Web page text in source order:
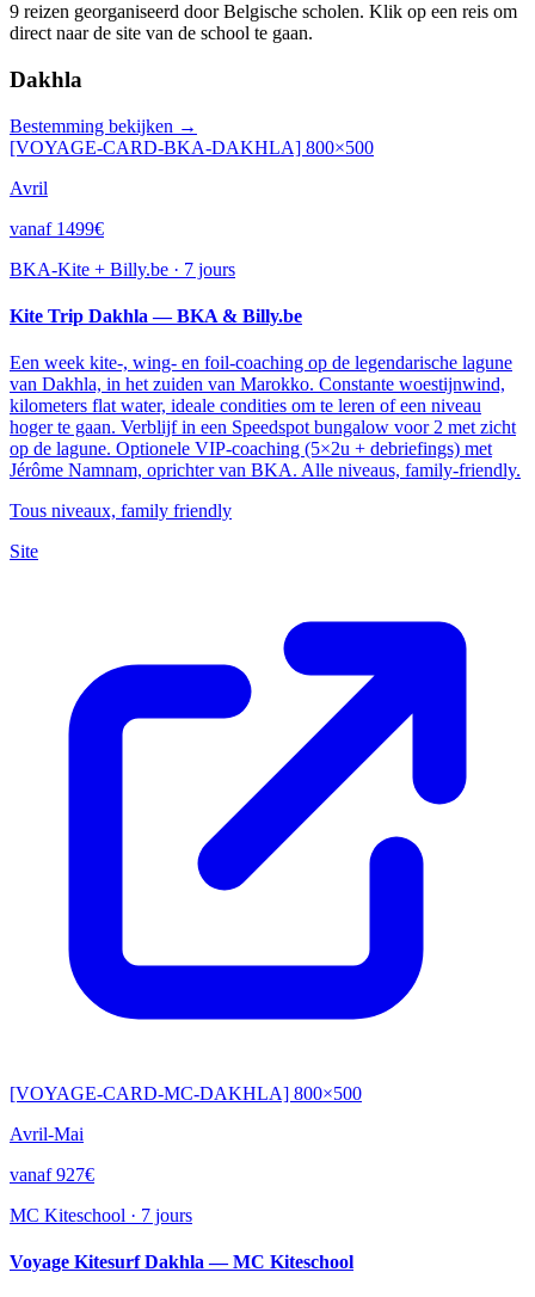
9 reizen georganiseerd door Belgische scholen. Klik op een reis om
direct naar de site van de school te gaan.
Dakhla
Bestemming bekijken →
[VOYAGE-CARD-BKA-DAKHLA] 800×500
Avril
vanaf 1499€
BKA-Kite + Billy.be · 7 jours
Kite Trip Dakhla — BKA & Billy.be
Een week kite-, wing- en foil-coaching op de legendarische lagune
van Dakhla, in het zuiden van Marokko. Constante woestijnwind,
kilometers flat water, ideale condities om te leren of een niveau
hoger te gaan. Verblijf in een Speedspot bungalow voor 2 met zicht
op de lagune. Optionele VIP-coaching (5×2u + debriefings) met
Jérôme Namnam, oprichter van BKA. Alle niveaus, family-friendly.
Tous niveaux, family friendly
Site
[VOYAGE-CARD-MC-DAKHLA] 800×500
Avril-Mai
vanaf 927€
MC Kiteschool · 7 jours
Voyage Kitesurf Dakhla — MC Kiteschool